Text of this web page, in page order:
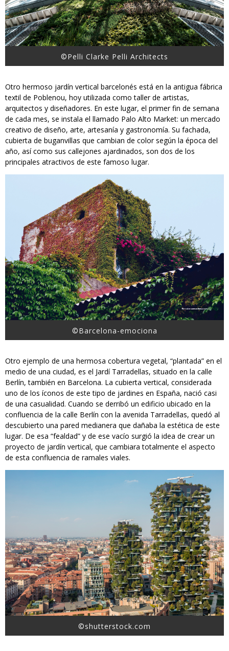
©Pelli Clarke Pelli Architects
Otro hermoso jardín vertical barcelonés está en la antigua fábrica
textil de Poblenou, hoy utilizada como taller de artistas,
arquitectos y diseñadores. En este lugar, el primer fin de semana
de cada mes, se instala el llamado Palo Alto Market: un mercado
creativo de diseño, arte, artesanía y gastronomía. Su fachada,
cubierta de buganvillas que cambian de color según la época del
año, así como sus callejones ajardinados, son dos de los
principales atractivos de este famoso lugar.
©Barcelona-emociona
Otro ejemplo de una hermosa cobertura vegetal, “plantada” en el
medio de una ciudad, es el Jardí Tarradellas, situado en la calle
Berlín, también en Barcelona. La cubierta vertical, considerada
uno de los íconos de este tipo de jardines en España, nació casi
de una casualidad. Cuando se derribó un edificio ubicado en la
confluencia de la calle Berlín con la avenida Tarradellas, quedó al
descubierto una pared medianera que dañaba la estética de este
lugar. De esa “fealdad” y de ese vacío surgió la idea de crear un
proyecto de jardín vertical, que cambiara totalmente el aspecto
de esta confluencia de ramales viales.
©shutterstock.com